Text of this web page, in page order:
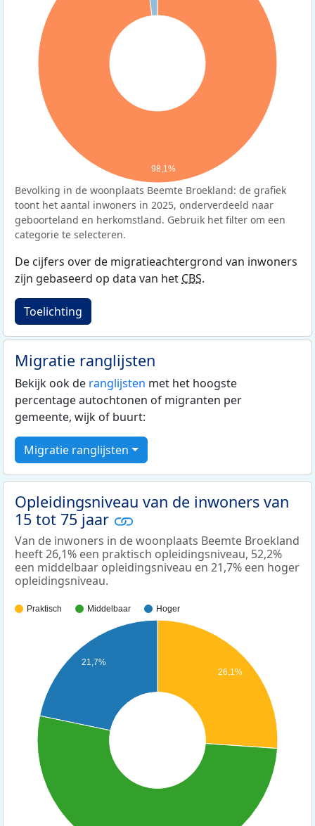
98,1%
Bevolking in de woonplaats Beemte Broekland: de grafiek
toont het aantal inwoners in 2025, onderverdeeld naar
geboorteland en herkomstland. Gebruik het filter om een
categorie te selecteren.
De cijfers over de migratieachtergrond van inwoners
zijn gebaseerd op data van het CBS.
Toelichting
Migratie ranglijsten
Bekijk ook de ranglijsten met het hoogste
percentage autochtonen of migranten per
gemeente, wijk of buurt:
Migratie ranglijsten
Opleidingsniveau van de inwoners van
15 tot 75 jaar
Van de inwoners in de woonplaats Beemte Broekland
heeft 26,1% een praktisch opleidingsniveau, 52,2%
een middelbaar opleidingsniveau en 21,7% een hoger
opleidingsniveau.
Praktisch Middelbaar Hoger
26,1%
21,7%